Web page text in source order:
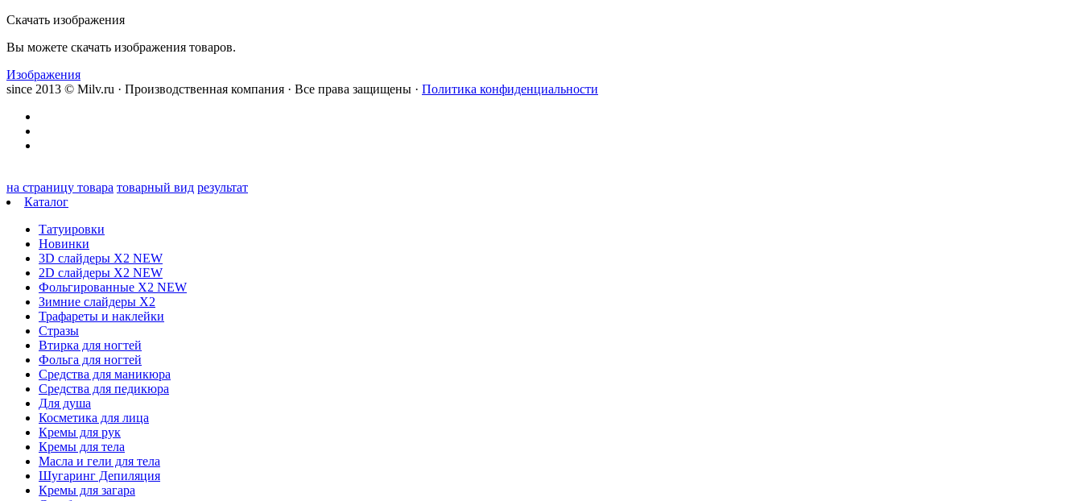
Скачать изображения
Вы можете скачать изображения товаров.
Изображения
since 2013 © Milv.ru · Производственная компания · Все права защищены · Политика конфиденциальности
на страницу товара товарный вид результат
Каталог
Татуировки
Новинки
3D слайдеры X2 NEW
2D слайдеры X2 NEW
Фольгированные X2 NEW
Зимние слайдеры Х2
Трафареты и наклейки
Стразы
Втирка для ногтей
Фольга для ногтей
Средства для маникюра
Средства для педикюра
Для душа
Косметика для лица
Кремы для рук
Кремы для тела
Масла и гели для тела
Шугаринг Депиляция
Кремы для загара